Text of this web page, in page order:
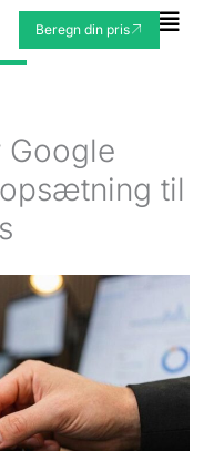
Beregn din pris
Google
til